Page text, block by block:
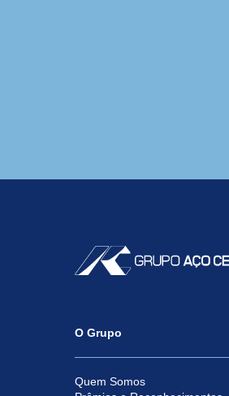
O Grupo
Quem Somos